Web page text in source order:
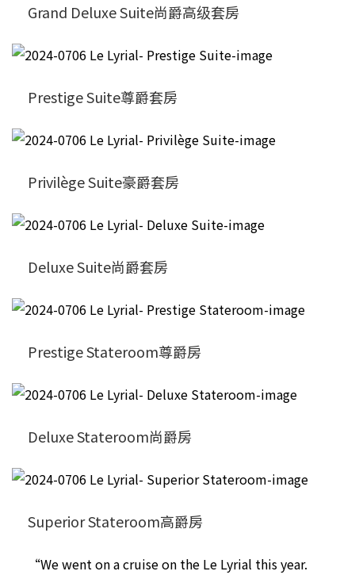
Grand Deluxe Suite尚爵高级套房
Prestige Suite尊爵套房
Privilège Suite豪爵套房
Deluxe Suite尚爵套房
Prestige Stateroom尊爵房
Deluxe Stateroom尚爵房
Superior Stateroom高爵房
“We went on a cruise on the Le Lyrial this year.